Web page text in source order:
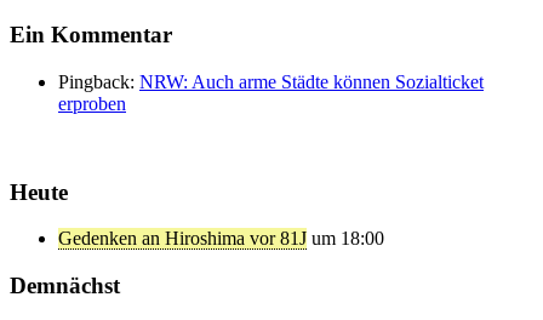
Ein Kommentar
Pingback: NRW: Auch arme Städte können Sozialticket
erproben
Heute
Gedenken an Hiroshima vor 81J um 18:00
Demnächst